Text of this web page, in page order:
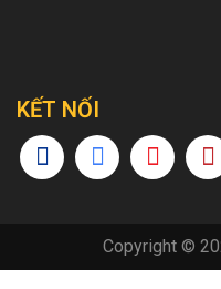
KẾT NỐI
Copyright ©